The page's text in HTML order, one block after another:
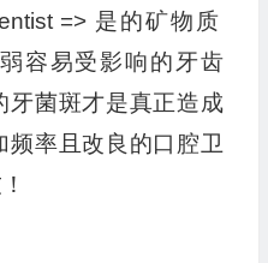
=> 是的矿物质
容易受影响的牙齿
牙菌斑才是真正造成
频率且改良的口腔卫